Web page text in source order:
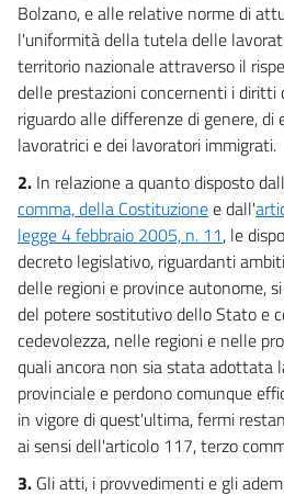
PROTEZIONE
Capo
I
Uso delle
69
70
71
72
73
73 bis
Capo II
Uso dei dispositivi di
74
75
76
Bolzano, e alle relative norme di
l'uniformità della tutela delle
territorio nazionale attraverso il
delle prestazioni concernenti i diritti
riguardo alle differenze di genere,
lavoratrici e dei lavoratori immigrati.
2. In relazione a quanto disposto
comma, della Costituzionee dall'
legge 4 febbraio 2005, n. 11, le
decreto legislativo, riguardanti
delle regioni e province autonome,
del potere sostitutivo dello Stato e
cedevolezza, nelle regioni e nelle
quali ancora non sia stata adottata
provinciale e perdono comunque
in vigore di quest'ultima, fermi
ai sensi dell'articolo 117, terzo
3. Gli atti, i provvedimenti e gli